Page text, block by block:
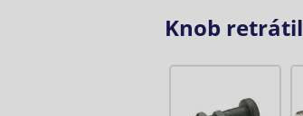
Knob retrátil